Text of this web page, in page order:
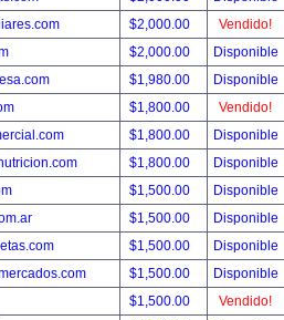
$2,000.00
Vendido!
$2,000.00
Disponible
$1,980.00
Disponible
$1,800.00
Vendido!
$1,800.00
Disponible
$1,800.00
Disponible
$1,500.00
Disponible
$1,500.00
Disponible
$1,500.00
Disponible
$1,500.00
Disponible
$1,500.00
Vendido!